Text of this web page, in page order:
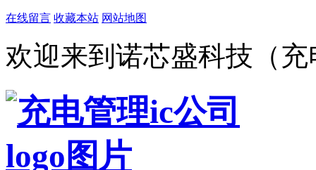
在线留言 收藏本站 网站地图
欢迎来到诺芯盛科技（